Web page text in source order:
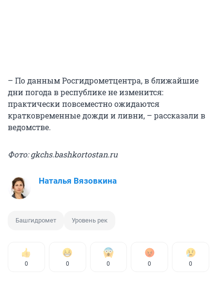
– По данным Росгидрометцентра, в ближайшие
дни погода в республике не изменится:
практически повсеместно ожидаются
кратковременные дожди и ливни, – рассказали в
ведомстве.
Фото: gkchs.bashkortostan.ru
Наталья Вязовкина
Башгидромет Уровень рек
0 0 0 0 0